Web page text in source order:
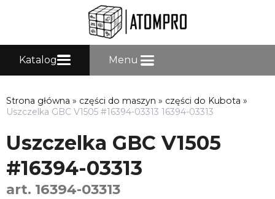
Katalog Menu
Strona główna » części do maszyn » części do Kubota »
Uszczelka GBC V1505 #16394-03313 16394-03313
Uszczelka GBC V1505
#16394-03313
art. 16394-03313